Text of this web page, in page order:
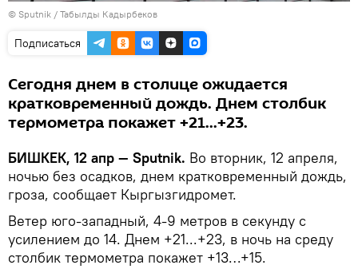
© Sputnik / Табылды Кадырбеков
Подписаться
Сегодня днем в столице ожидается
кратковременный дождь. Днем столбик
термометра покажет +21...+23.
БИШКЕК, 12 апр — Sputnik. Во вторник, 12 апреля,
ночью без осадков, днем кратковременный дождь,
гроза, сообщает Кыргызгидромет.
Ветер юго-западный, 4-9 метров в секунду с
усилением до 14. Днем +21...+23, в ночь на среду
столбик термометра покажет +13…+15.